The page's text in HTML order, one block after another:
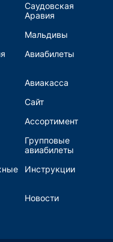
Саудовская
Аравия
Мальдивы
Авиабилеты
Авиакасса
Сайт
Ассортимент
Групповые
авиабилеты
Инструкции
Новости